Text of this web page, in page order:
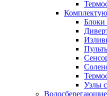
Блоки
Узлы